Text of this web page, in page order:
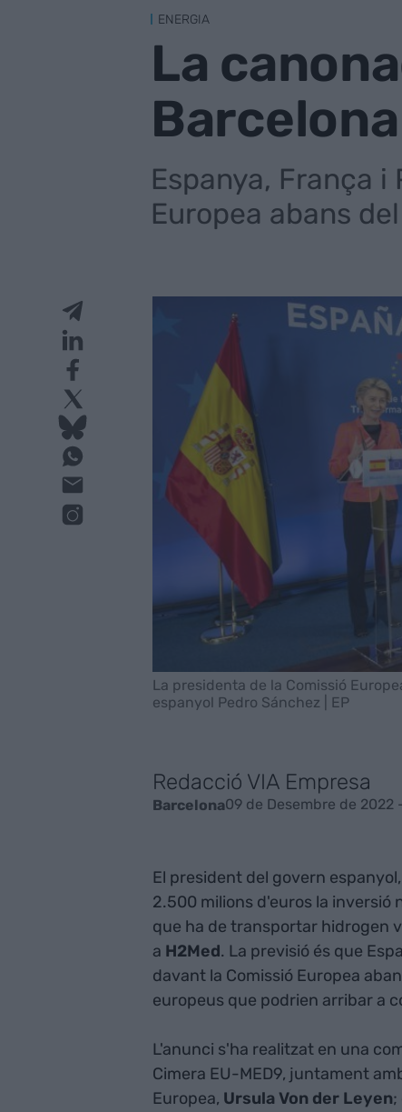
ENERGIA
La
Espanya, França
Europea abans
La presidenta de la Comissió
espanyol Pedro Sánchez | EP
Redacció VIA Empresa
Barcelona09 de Desembre de 2022
El president del govern espanyol,
2.500 milions d'euros la inversió
que ha de transportar hidrogen
a H2Med. La previsió és que
davant la Comissió Europea
europeus que podrien arribar a
L'anunci s'ha realitzat en una
Cimera EU-MED9, juntament
Europea, Ursula Von der Leyen;